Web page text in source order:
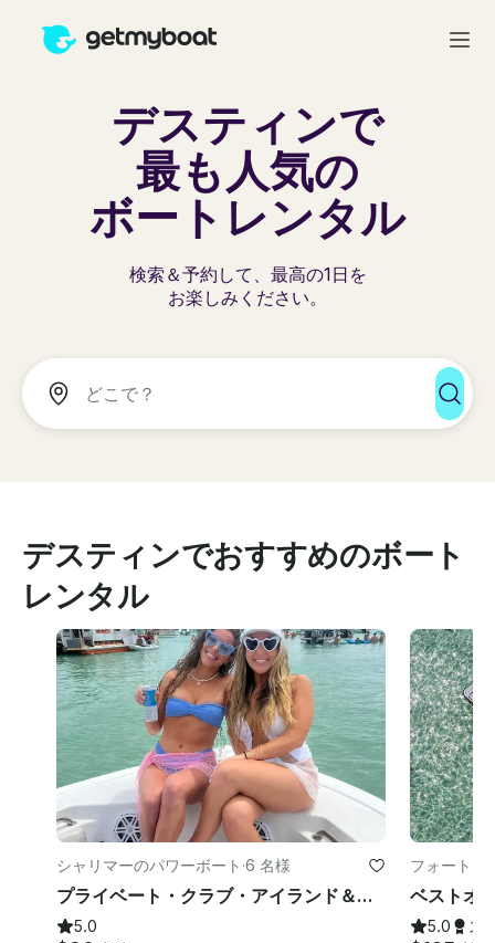
デスティンで
最も人気の
ボートレンタル
検索＆予約して、最高の1日を
お楽しみください。
デスティンでおすすめのボート
レンタル
シャリマーのパワーボート ·6 名様
プライベート・クラブ・アイランド＆ボート・ツアー：4時間、6時間、8時間のツアーあり
5.0
フォート・
ワーボート
5.0 ス